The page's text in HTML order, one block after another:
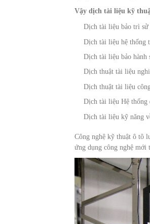
Vậy dịch tài liệu kỹ
Dịch tài liệu bảo trì sử
Dịch tài liệu hệ thống
Dịch tài liệu bảo hành
Dịch thuật tài liệu
Dịch thuật tài liệu
Dịch tài liệu Hệ thống
Dịch tài liệu kỹ năng
Công nghệ kỹ thuật ô tô
ứng dụng công nghệ mới